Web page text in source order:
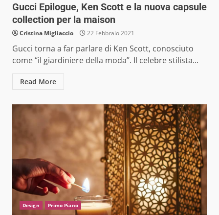
Gucci Epilogue, Ken Scott e la nuova capsule
collection per la maison
Cristina Migliaccio 22 Febbraio 2021
Gucci torna a far parlare di Ken Scott, conosciuto
come “il giardiniere della moda”. Il celebre stilista...
Read More
Design Primo Piano